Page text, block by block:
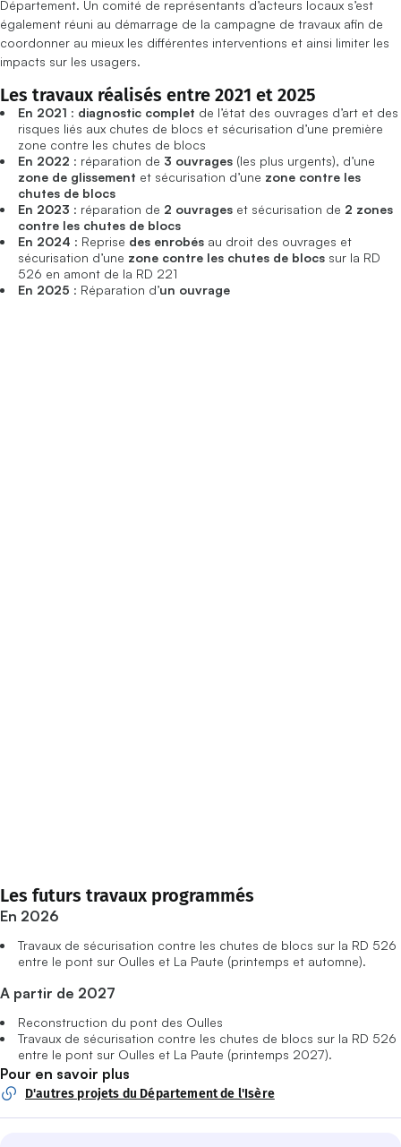
Département. Un comité de représentants d’acteurs locaux s’est
également réuni au démarrage de la campagne de travaux afin de
coordonner au mieux les différentes interventions et ainsi limiter les
impacts sur les usagers.
Les travaux réalisés entre 2021 et 2025
En 2021 : diagnostic complet de l’état des ouvrages d’art et des
risques liés aux chutes de blocs et sécurisation d’une première
zone contre les chutes de blocs
En 2022 : réparation de 3 ouvrages (les plus urgents), d’une
zone de glissement et sécurisation d’une zone contre les
chutes de blocs
En 2023 : réparation de 2 ouvrages et sécurisation de 2 zones
contre les chutes de blocs
En 2024 : Reprise des enrobés au droit des ouvrages et
sécurisation d’une zone contre les chutes de blocs sur la RD
526 en amont de la RD 221
En 2025 : Réparation d’un ouvrage
Les futurs travaux programmés
En 2026
Travaux de sécurisation contre les chutes de blocs sur la RD 526
entre le pont sur Oulles et La Paute (printemps et automne).
A partir de 2027
Reconstruction du pont des Oulles
Travaux de sécurisation contre les chutes de blocs sur la RD 526
entre le pont sur Oulles et La Paute (printemps 2027).
Pour en savoir plus
D'autres projets du Département de l'Isère